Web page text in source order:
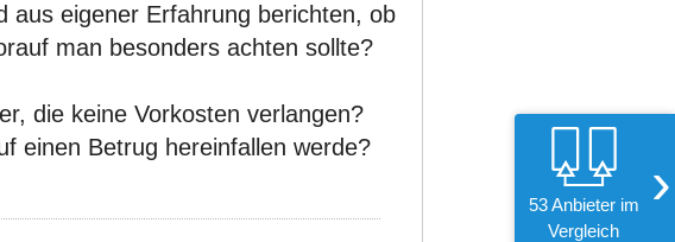
53 Anbieter im
Vergleich
›
aus eigener Erfahrung berichten, ob
man besonders achten sollte?
die keine Vorkosten verlangen?
einen Betrug hereinfallen werde?